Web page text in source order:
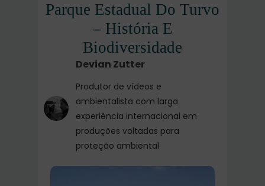
Parque Estadual Do Turvo
– História E
Biodiversidade
Devian Zutter
Produtor de vídeos e
ambientalista com larga
experiência internacional em
produções voltadas para
proteção ambiental